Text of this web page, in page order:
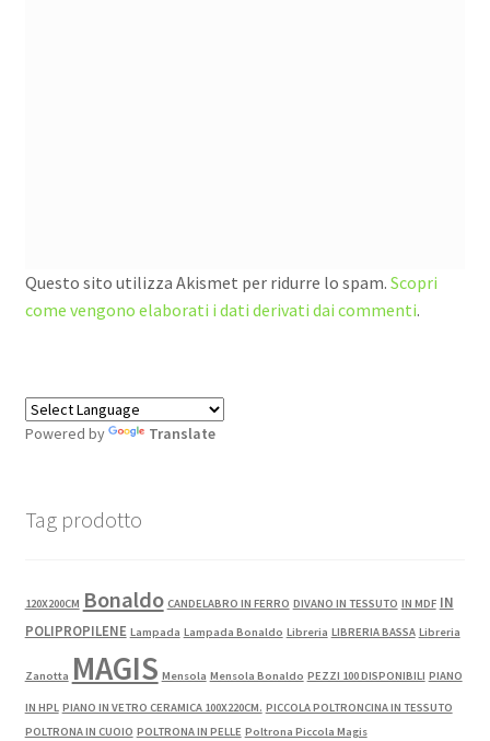
Questo sito utilizza Akismet per ridurre lo spam. Scopri
come vengono elaborati i dati derivati dai commenti.
Powered by Translate
Tag prodotto
120X200CM Bonaldo CANDELABRO IN FERRO DIVANO IN TESSUTO IN MDF IN
POLIPROPILENE Lampada Lampada Bonaldo Libreria LIBRERIA BASSA Libreria
Zanotta MAGIS Mensola Mensola Bonaldo PEZZI 100 DISPONIBILI PIANO
IN HPL PIANO IN VETRO CERAMICA 100X220CM. PICCOLA POLTRONCINA IN TESSUTO
POLTRONA IN CUOIO POLTRONA IN PELLE Poltrona Piccola Magis